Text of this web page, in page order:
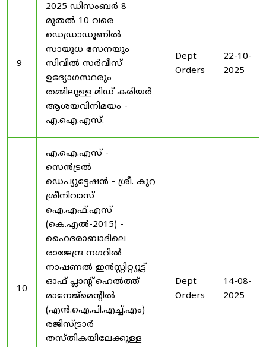
9
2025 ഡിസംബർ 8
മുതൽ 10 വരെ
ഡെഡ്രാഡൂണിൽ
സായുധ സേനയും
സിവിൽ സർവീസ്
ഉദ്യോഗസ്ഥരും
തമ്മിലുള്ള മിഡ് കരിയർ
ആശയവിനിമയം -
എ.ഐ.എസ്.
Dept
Orders
22-10-
2025
10
എ.ഐ.എസ് -
സെൻട്രൽ
ഡെപ്യൂട്ടേഷൻ - ശ്രീ. കുറ
ശ്രീനിവാസ്
ഐ.എഫ്.എസ്
(കെ.എൽ-2015) -
ഹൈദരാബാദിലെ
രാജേന്ദ്ര നഗറിൽ
നാഷണൽ ഇൻസ്റ്റിറ്റ്യൂട്ട്
ഓഫ് പ്ലാന്റ് ഹെൽത്ത്
മാനേജ്‌മെന്റിൽ
(എൻ.ഐ.പി.എച്ച്.എം)
രജിസ്ട്രാർ
തസ്തികയിലേക്കുള്ള
Dept
Orders
14-08-
2025